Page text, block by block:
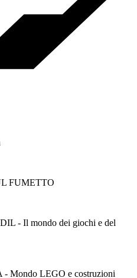
FUMETTO
- Il mondo dei giochi e del
Mondo LEGO e costruzioni